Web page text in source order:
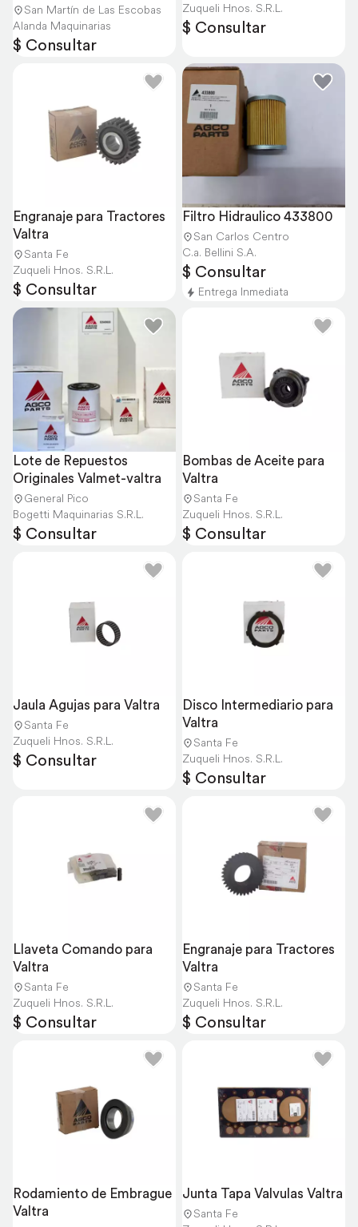
San Martín de Las Escobas
Alanda Maquinarias
$ Consultar
Zuqueli Hnos. S.R.L.
$ Consultar
Engranaje para Tractores
Valtra
Santa Fe
Zuqueli Hnos. S.R.L.
$ Consultar
Filtro Hidraulico 433800
San Carlos Centro
C.a. Bellini S.A.
$ Consultar
Entrega Inmediata
Lote de Repuestos
Originales Valmet-valtra
General Pico
Bogetti Maquinarias S.R.L.
$ Consultar
Bombas de Aceite para
Valtra
Santa Fe
Zuqueli Hnos. S.R.L.
$ Consultar
Jaula Agujas para Valtra
Santa Fe
Zuqueli Hnos. S.R.L.
$ Consultar
Disco Intermediario para
Valtra
Santa Fe
Zuqueli Hnos. S.R.L.
$ Consultar
Llaveta Comando para
Valtra
Santa Fe
Zuqueli Hnos. S.R.L.
$ Consultar
Engranaje para Tractores
Valtra
Santa Fe
Zuqueli Hnos. S.R.L.
$ Consultar
Rodamiento de Embrague
Valtra
Junta Tapa Valvulas Valtra
Santa Fe